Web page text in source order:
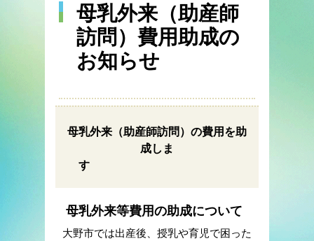
母乳外来（助産師
訪問）費用助成の
お知らせ
母乳外来（助産師訪問）の費用を助
成しま
す
母乳外来等費用の助成について
大野市では出産後、授乳や育児で困った